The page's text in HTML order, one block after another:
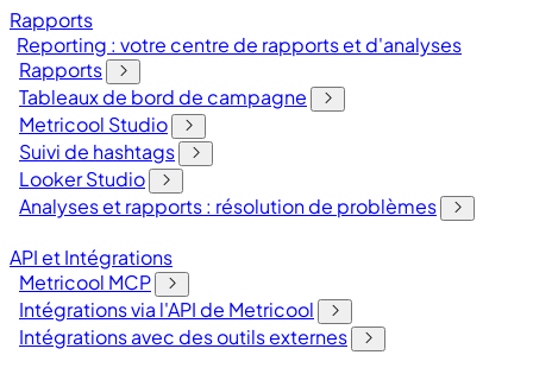
Rapports
Reporting : votre centre de rapports et d'analyses
Rapports
Tableaux de bord de campagne
Metricool Studio
Suivi de hashtags
Looker Studio
Analyses et rapports : résolution de problèmes
API et Intégrations
Metricool MCP
Intégrations via l'API de Metricool
Intégrations avec des outils externes